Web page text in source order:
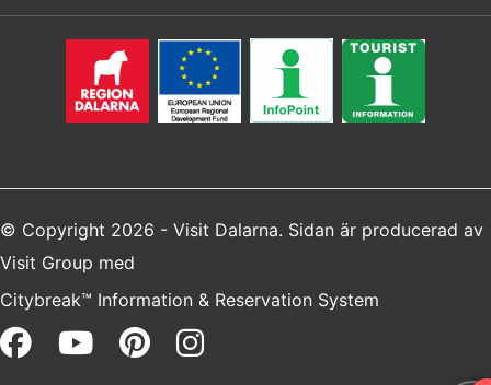
© Copyright 2026 - Visit Dalarna. Sidan är producerad av
Visit Group med
Citybreak™ Information & Reservation System
Facebook (opens in a new
Youtube (opens in a new
Pinterest (opens in a
Instagram (opens